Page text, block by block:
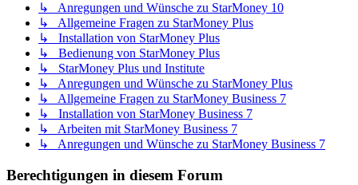
↳ Anregungen und Wünsche zu StarMoney 10
↳ Allgemeine Fragen zu StarMoney Plus
↳ Installation von StarMoney Plus
↳ Bedienung von StarMoney Plus
↳ StarMoney Plus und Institute
↳ Anregungen und Wünsche zu StarMoney Plus
↳ Allgemeine Fragen zu StarMoney Business 7
↳ Installation von StarMoney Business 7
↳ Arbeiten mit StarMoney Business 7
↳ Anregungen und Wünsche zu StarMoney Business 7
Berechtigungen in diesem Forum